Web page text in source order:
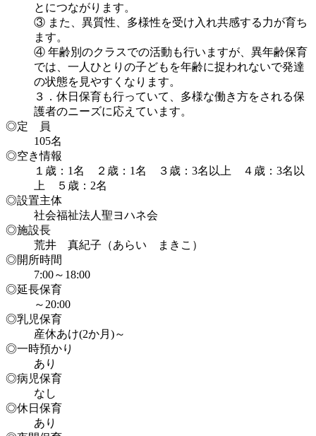
とにつながります。
③ また、異質性、多様性を受け入れ共感する力が育ち
ます。
④ 年齢別のクラスでの活動も行いますが、異年齢保育
では、一人ひとりの子どもを年齢に捉われないで発達
の状態を見やすくなります。
３．休日保育も行っていて、多様な働き方をされる保
護者のニーズに応えています。
◎定 員
105名
◎空き情報
１歳：1名 ２歳：1名 ３歳：3名以上 ４歳：3名以
上 ５歳：2名
◎設置主体
社会福祉法人聖ヨハネ会
◎施設長
荒井 真紀子（あらい まきこ）
◎開所時間
7:00～18:00
◎延長保育
～20:00
◎乳児保育
産休あけ(2か月)～
◎一時預かり
あり
◎病児保育
なし
◎休日保育
あり